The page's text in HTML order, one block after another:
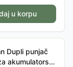
u korpu
Dupli punjač
akumulatorski